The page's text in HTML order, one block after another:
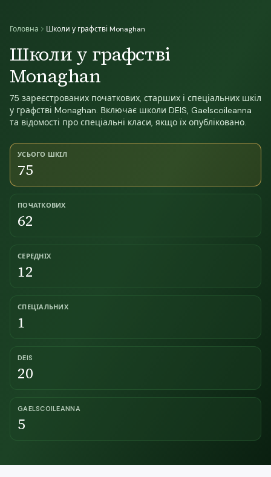
Головна Школи у графстві Monaghan
Школи у графстві
Monaghan
75 зареєстрованих початкових, старших і спеціальних шкіл
у графстві Monaghan. Включає школи DEIS, Gaelscoileanna
та відомості про спеціальні класи, якщо їх опубліковано.
УСЬОГО ШКІЛ
75
ПОЧАТКОВИХ
62
СЕРЕДНІХ
12
СПЕЦІАЛЬНИХ
1
DEIS
20
GAELSCOILEANNA
5